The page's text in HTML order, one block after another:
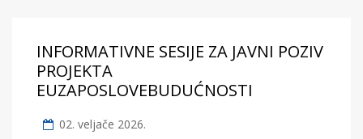
INFORMATIVNE SESIJE ZA JAVNI POZIV
PROJEKTA
EUZAPOSLOVEBUDUĆNOSTI
02. veljače 2026.